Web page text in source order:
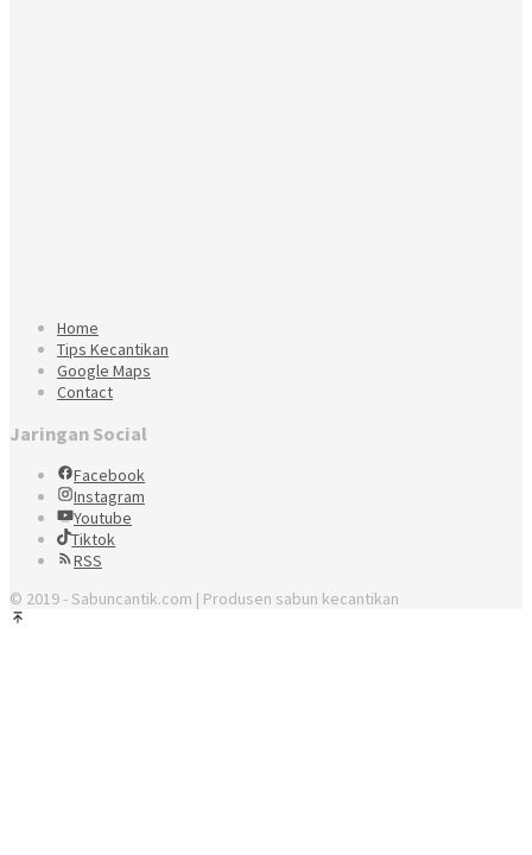
Home
Tips Kecantikan
Google Maps
Contact
Jaringan Social
Facebook
Instagram
Youtube
Tiktok
RSS
© 2019 - Sabuncantik.com | Produsen sabun kecantikan